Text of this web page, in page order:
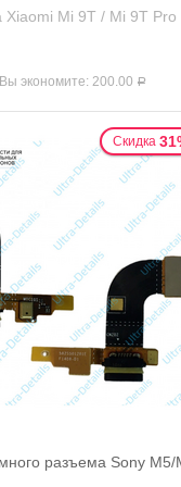
Mi 9T / Mi 9T Pro
Вы экономите:200.00 Р
Скидка
разъема Sony M5/